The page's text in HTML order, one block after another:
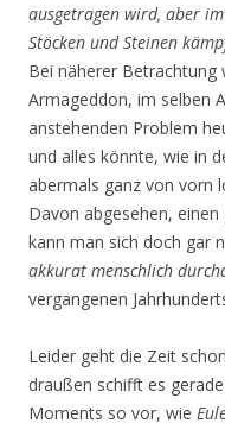
ausgetragen wird, aber
Stöcken und Steinen
Bei näherer Betrachtung
Armageddon, im selben
anstehenden Problem
und alles könnte, wie in
abermals ganz von vorn
Davon abgesehen,
kann man sich doch gar
akkurat menschlich
vergangenen
Leider geht die Zeit
draußen schifft es
Moments so vor, wie